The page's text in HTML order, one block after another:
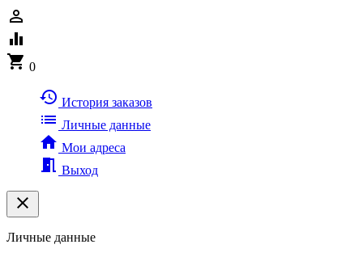
person_outline
equalizer
shopping_cart 0
history История заказов
list Личные данные
home Мои адреса
meeting_room Выход
clear
Личные данные